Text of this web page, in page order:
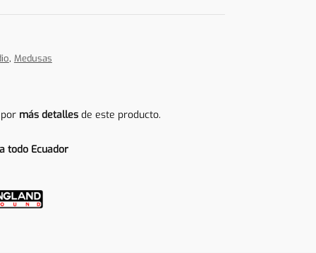
, Medusas
más detallesde este producto.
todo Ecuador